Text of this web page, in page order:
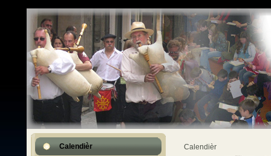
Calendièr Calendièr